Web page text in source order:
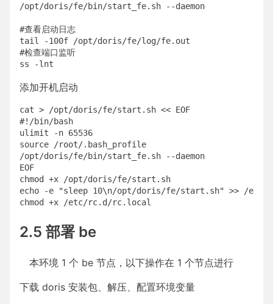
/opt/doris/fe/bin/start_fe.sh --daemon
#查看启动日志
tail -100f /opt/doris/fe/log/fe.out
#检查端口监听
添加开机启动
cat > /opt/doris/fe/start.sh << EOF
#!/bin/bash
ulimit -n 65536
source /root/.bash_profile
/opt/doris/fe/bin/start_fe.sh --daemon
EOF
chmod +x /opt/doris/fe/start.sh
echo -e "sleep 10\n/opt/doris/fe/start.sh" >> /
2.5 部署 be
本环境 1 个 be 节点，以下操作在 1 个节点进行
下载 doris 安装包、解压、配置环境变量